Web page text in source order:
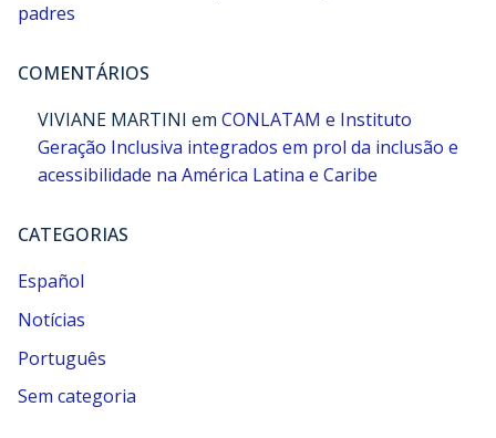
padres
COMENTÁRIOS
VIVIANE MARTINI em CONLATAM e Instituto
Geração Inclusiva integrados em prol da inclusão e
acessibilidade na América Latina e Caribe
CATEGORIAS
Español
Notícias
Português
Sem categoria